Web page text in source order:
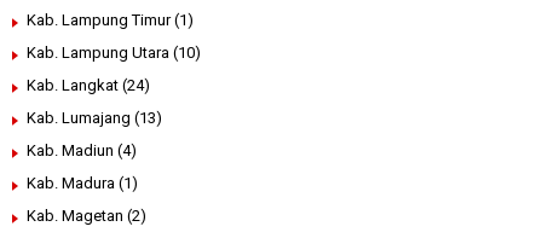
Kab. Lampung Timur (1)
Kab. Lampung Utara (10)
Kab. Langkat (24)
Kab. Lumajang (13)
Kab. Madiun (4)
Kab. Madura (1)
Kab. Magetan (2)